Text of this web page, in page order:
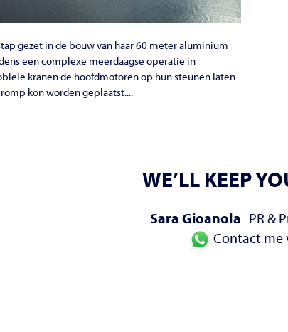
gezet in de bouw van haar 60 meter aluminium
een complexe meerdaagse operatie in
kranen de hoofdmotoren op hun steunen laten
kon worden geplaatst....
WE’LL KEEP
Sara Gioanola PR &
Contact me